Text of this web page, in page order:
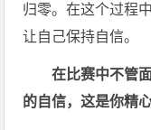
归零。在这个过程
让自己保持自信。
在比赛中不管
的自信，这是你精